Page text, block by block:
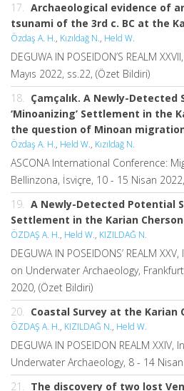
17. Archaeological evidence of
tsunami of the 3rd c. BC at the
Özdaş A. H., Kızıldağ N., Held W.
DEGUWA IN POSEIDON’S REALM
Mayıs 2022, ss.22, (Özet Bildiri)
18. Çamçalık. A Newly-Detected
‘Minoanizing’ Settlement in the
the question of Minoan
Özdaş A. H., Held W., Kızıldağ N.
ASCONA International Conference:
Bellinzona, İsviçre, 10 - 15 Nisan
19. A Newly-Detected Potential
Settlement in the Karian
ÖZDAŞ A. H., Held W., KIZILDAĞ N.
DEGUWA IN POSEIDONS’ REALM
on Underwater Archaeology,
2020, (Özet Bildiri)
20. Coastal Survey at the Karian
ÖZDAŞ A. H., KIZILDAĞ N., Held W.
DEGUWA IN POSEIDON REALM
Underwater Archaeology, 8 - 14
21. The discovery of two lost